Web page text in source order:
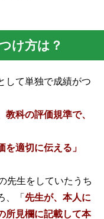
け方は？
して単独で成績がつ
教科の評価規準で、
を適切に伝える」
先生をしていたうち
、「 先生が、本人に
所見欄に記載して本